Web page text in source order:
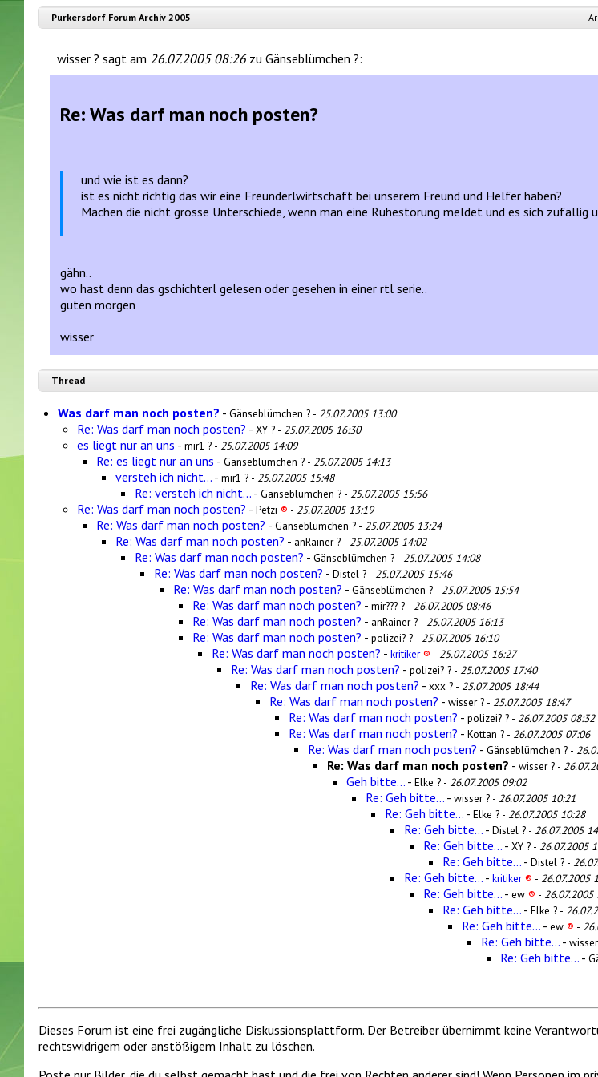
Purkersdorf Forum Archiv 2005
wisser ? sagt am 26.07.2005 08:26zu Gänseblümchen ?:
Re: Was darf man noch posten?
und wie ist es dann?
ist es nicht richtig das wir eine Freunderlwirtschaft bei unserem Freund und Helfer haben?
Machen die nicht grosse Unterschiede, wenn man eine Ruhestörung meldet und es sich zufällig
gähn..
wo hast denn das gschichterl gelesen oder gesehen in einer rtl serie..
guten morgen
wisser
Thread
Was darf man noch posten? - Gänseblümchen ? - 25.07.2005 13:00
Re: Was darf man noch posten? - XY ? - 25.07.2005 16:30
es liegt nur an uns - mir1 ? - 25.07.2005 14:09
Re: es liegt nur an uns - Gänseblümchen ? - 25.07.2005 14:13
versteh ich nicht... - mir1 ? - 25.07.2005 15:48
Re: versteh ich nicht... - Gänseblümchen ? - 25.07.2005 15:56
Re: Was darf man noch posten? - Petzi ® - 25.07.2005 13:19
Re: Was darf man noch posten? - Gänseblümchen ? - 25.07.2005 13:24
Re: Was darf man noch posten? - anRainer ? - 25.07.2005 14:02
Re: Was darf man noch posten? - Gänseblümchen ? - 25.07.2005 14:08
Re: Was darf man noch posten? - Distel ? - 25.07.2005 15:46
Re: Was darf man noch posten? - Gänseblümchen ? - 25.07.2005 15:54
Re: Was darf man noch posten? - mir??? ? - 26.07.2005 08:46
Re: Was darf man noch posten? - anRainer ? - 25.07.2005 16:13
Re: Was darf man noch posten? - polizei? ? - 25.07.2005 16:10
Re: Was darf man noch posten? - kritiker® - 25.07.2005 16:27
Re: Was darf man noch posten? - polizei? ? - 25.07.2005 17:40
Re: Was darf man noch posten? - xxx ? - 25.07.2005 18:44
Re: Was darf man noch posten? - wisser ? - 25.07.2005 18:47
Re: Was darf man noch posten? - polizei? ? - 26.07.2005 08:32
Re: Was darf man noch posten? - Kottan ? - 26.07.2005 07:06
Re: Was darf man noch posten? - Gänseblümchen ? -
Re: Was darf man noch posten? - wisser ? -
Geh bitte... - Elke ? - 26.07.2005 09:02
Re: Geh bitte... - wisser ? - 26.07.2005 10:21
Re: Geh bitte... - Elke ? - 26.07.2005 10:28
Re: Geh bitte... - Distel ? - 26.07.2005
Re: Geh bitte... - XY ? - 26.07.2005
Re: Geh bitte... - Distel ? -
Re: Geh bitte... - kritiker® - 26.07.2005
Re: Geh bitte... - ew ® - 26.07.2005
Re: Geh bitte... - Elke ? -
Re: Geh bitte... - ew ® -
Re: Geh bitte... -
Re: Geh bitte... -
Dieses Forum ist eine frei zugängliche Diskussionsplattform. Der Betreiber übernimmt keine
rechtswidrigem oder anstößigem Inhalt zu löschen.